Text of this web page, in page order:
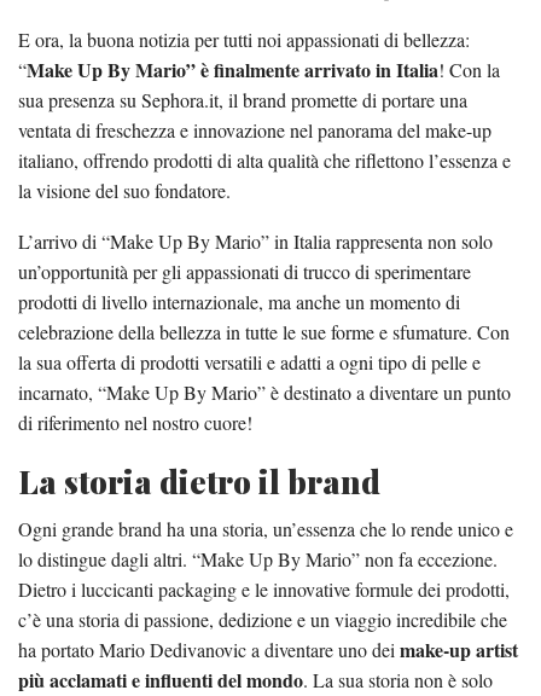
E ora, la buona notizia per tutti noi appassionati di bellezza:
“Make Up By Mario” è finalmente arrivato in Italia! Con la
sua presenza su Sephora.it, il brand promette di portare una
ventata di freschezza e innovazione nel panorama del make-up
italiano, offrendo prodotti di alta qualità che riflettono l’essenza e
la visione del suo fondatore.
L’arrivo di “Make Up By Mario” in Italia rappresenta non solo
un’opportunità per gli appassionati di trucco di sperimentare
prodotti di livello internazionale, ma anche un momento di
celebrazione della bellezza in tutte le sue forme e sfumature. Con
la sua offerta di prodotti versatili e adatti a ogni tipo di pelle e
incarnato, “Make Up By Mario” è destinato a diventare un punto
di riferimento nel nostro cuore!
La storia dietro il brand
Ogni grande brand ha una storia, un’essenza che lo rende unico e
lo distingue dagli altri. “Make Up By Mario” non fa eccezione.
Dietro i luccicanti packaging e le innovative formule dei prodotti,
c’è una storia di passione, dedizione e un viaggio incredibile che
ha portato Mario Dedivanovic a diventare uno deimake-up artist
più acclamati e influenti del mondo. La sua storia non è solo